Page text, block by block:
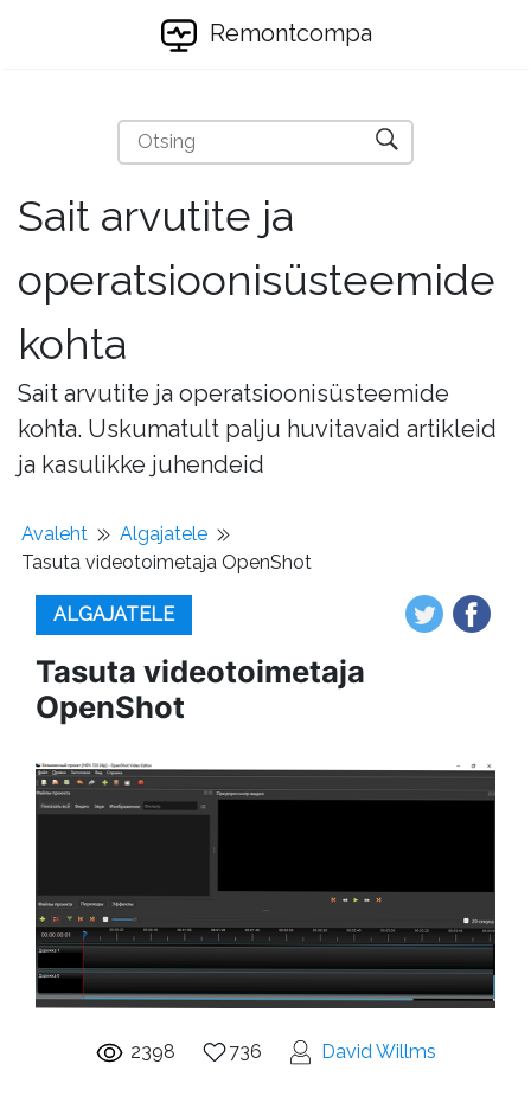
Remontcompa
Sait arvutite ja
operatsioonisüsteemide
kohta
Sait arvutite ja operatsioonisüsteemide
kohta. Uskumatult palju huvitavaid artikleid
ja kasulikke juhendeid
Avaleht
Algajatele
Tasuta videotoimetaja OpenShot
ALGAJATELE
Tasuta videotoimetaja
OpenShot
2398 736 David Willms